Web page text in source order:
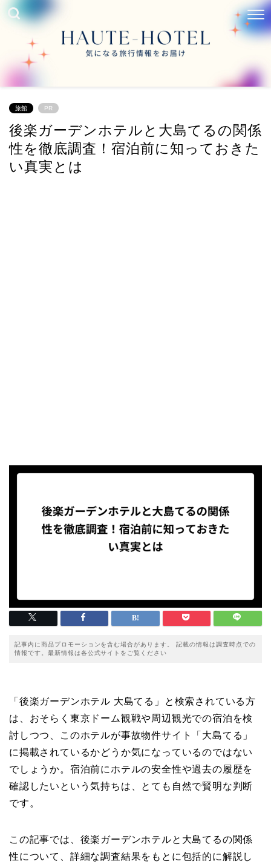
旅館 PR
後楽ガーデンホテルと大島てるの関係
性を徹底調査！宿泊前に知っておきた
い真実とは
記事内に商品プロモーションを含む場合があります。 記載の情報は調査時点での
情報です。最新情報は各公式サイトをご覧ください
「後楽ガーデンホテル 大島てる」と検索されている方
は、おそらく東京ドーム観戦や周辺観光での宿泊を検
討しつつ、このホテルが事故物件サイト「大島てる」
に掲載されているかどうか気になっているのではない
でしょうか。宿泊前にホテルの安全性や過去の履歴を
確認したいという気持ちは、とても自然で賢明な判断
です。
この記事では、後楽ガーデンホテルと大島てるの関係
性について、詳細な調査結果をもとに包括的に解説し